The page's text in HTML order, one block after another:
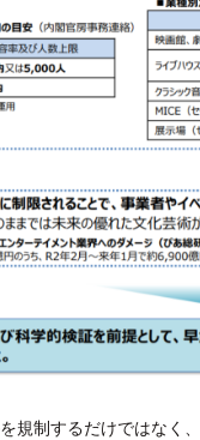
規制するだけではなく、